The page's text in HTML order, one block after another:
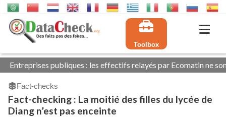
Toolbox
: les effectifs relayés par Ecomatin ne sont pas tous
Fact-checks
Fact-checking : La moitié des filles du lycée de
Diang n’est pas enceinte